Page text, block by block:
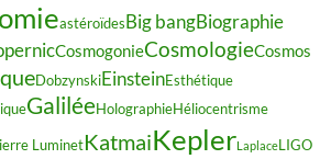
astéroïdes Big bangBiographie
CosmogonieCosmologieCosmos
DobzynskiEinsteinEsthétique
GaliléeHolographieHéliocentrisme
LuminetKatmaiKeplerLaplaceLIGO